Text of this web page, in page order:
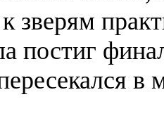
зверям
постиг
в